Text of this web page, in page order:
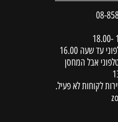
08-
עד שעה 16.00
אבל המחסן
לקוחות לא פעיל.